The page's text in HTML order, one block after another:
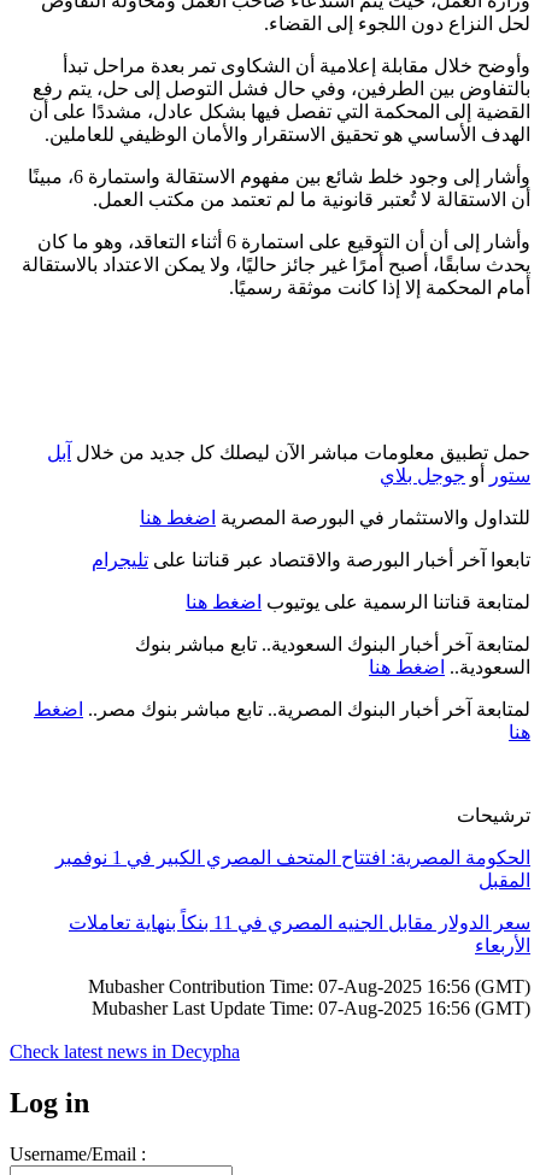
لحل النزاع دون اللجوء إلى القضاء.
وأوضح خلال مقابلة إعلامية أن الشكاوى تمر بعدة مراحل تبدأ
بالتفاوض بين الطرفين، وفي حال فشل التوصل إلى حل، يتم رفع
القضية إلى المحكمة التي تفصل فيها بشكل عادل، مشددًا على أن
الهدف الأساسي هو تحقيق الاستقرار والأمان الوظيفي للعاملين.
وأشار إلى وجود خلط شائع بين مفهوم الاستقالة واستمارة 6، مبينًا
أن الاستقالة لا تُعتبر قانونية ما لم تعتمد من مكتب العمل.
وأشار إلى أن أن التوقيع على استمارة 6 أثناء التعاقد، وهو ما كان
يحدث سابقًا، أصبح أمرًا غير جائز حاليًا، ولا يمكن الاعتداد بالاستقالة
أمام المحكمة إلا إذا كانت موثقة رسميًا.
حمل تطبيق معلومات مباشر الآن ليصلك كل جديد من خلال آبل
ستور
أو جوجل بلاي
للتداول والاستثمار في البورصة المصرية اضغط هنا
تابعوا آخر أخبار البورصة والاقتصاد عبر قناتنا على تليجرام
لمتابعة قناتنا الرسمية على يوتيوب اضغط هنا
لمتابعة آخر أخبار البنوك السعودية.. تابع مباشر بنوك
السعودية.. اضغط هنا
لمتابعة آخر أخبار البنوك المصرية.. تابع مباشر بنوك مصر.. اضغط
هنا
ترشيحات
الحكومة المصرية: افتتاح المتحف المصري الكبير في 1 نوفمبر
المقبل
سعر الدولار مقابل الجنيه المصري في 11 بنكاً بنهاية تعاملات
الأربعاء
Mubasher Contribution Time: 07-Aug-2025 16:56 (GMT)
Mubasher Last Update Time: 07-Aug-2025 16:56 (GMT)
Check latest news in Decypha
Log in
Username/Email :